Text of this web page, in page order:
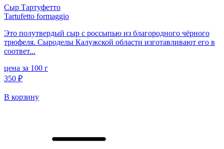
Сыр Тартуфетто
Tartufetto formaggio
Это полутвердый сыр с россыпью из благородного чёрного
трюфеля. Сыроделы Калужской области изготавливают его в
соответ...
цена за 100 г
350 ₽
В корзину